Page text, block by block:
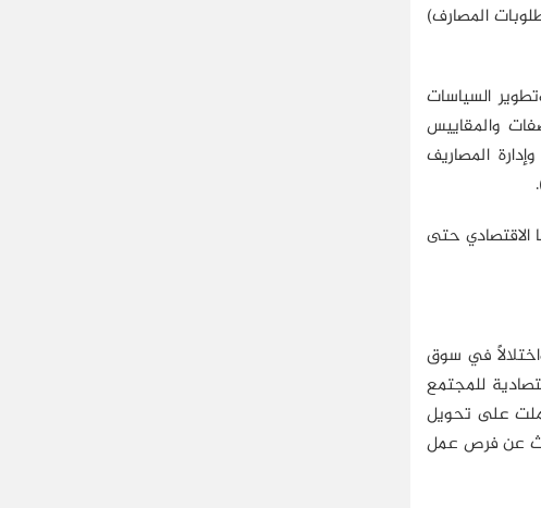
المصارف)
السياسات
والمقاييس
المصاريف
الاقتصادي حتى
في سوق
الاقتصادية للمجتمع
على تحويل
عن فرص عمل